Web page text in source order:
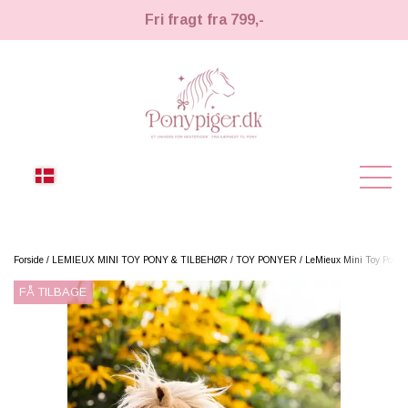
Fri fragt fra 799,-
NYHEDER
KÆPHESTE
KÆPHESTE
STRIGLER & TILBEHØR
LEMIEUX TOY PONY
TIL HESTEPIGER
Forside LEMIEUX MINI TOY PONY & TILBEHØR TOY PONYER LeMieux Mini Toy Pony
FÅ TILBAGE